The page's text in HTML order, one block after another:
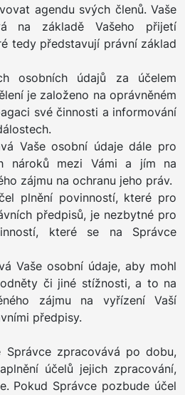
agendu svých členů. Vaše
na základě Vašeho přijetí
tedy představují právní základ
osobních údajů za účelem
je založeno na oprávněném
své činnosti a informování
Vaše osobní údaje dále pro
nároků mezi Vámi a jím na
zájmu na ochranu jeho práv.
plnění povinností, které pro
předpisů, je nezbytné pro
které se na Správce
Vaše osobní údaje, aby mohl
či jiné stížnosti, a to na
zájmu na vyřízení Vaší
předpisy.
Správce zpracovává po dobu,
účelů jejich zpracování,
Pokud Správce pozbude účel